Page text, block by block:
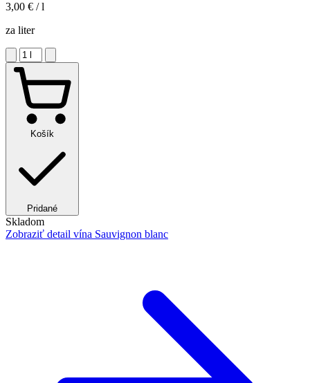
3,00 € / l
za liter
Košík
Pridané
Skladom
Zobraziť detail vína Sauvignon blanc